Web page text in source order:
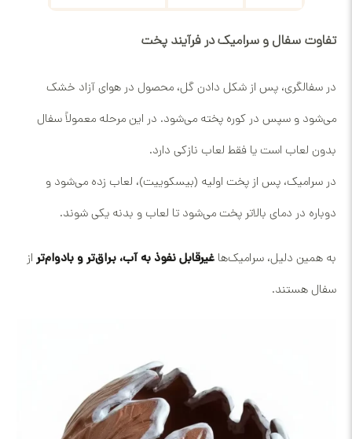
تفاوت سفال و سرامیک در فرآیند پخت
در سفالگری، پس از شکل دادن گل، محصول در هوای آزاد خشک
می‌شود و سپس در کوره پخته می‌شود. در این مرحله معمولاً سفال
بدون لعاب است یا فقط لعاب نازکی دارد.
در سرامیک، پس از پخت اولیه (بیسکوییت)، لعاب زده می‌شود و
دوباره در دمای بالاتر پخت می‌شود تا لعاب و بدنه یکی شوند.
به همین دلیل، سرامیک‌هاغیرقابل نفوذ به آب، براق‌تر و بادوام‌تر از
سفال هستند.